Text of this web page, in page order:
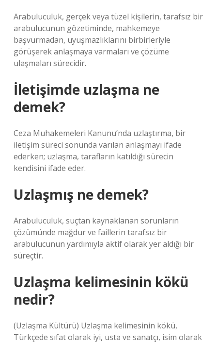
Arabuluculuk, gerçek veya tüzel kişilerin, tarafsız bir
arabulucunun gözetiminde, mahkemeye
başvurmadan, uyuşmazlıklarını birbirleriyle
görüşerek anlaşmaya varmaları ve çözüme
ulaşmaları sürecidir.
İletişimde uzlaşma ne
demek?
Ceza Muhakemeleri Kanunu’nda uzlaştırma, bir
iletişim süreci sonunda varılan anlaşmayı ifade
ederken; uzlaşma, tarafların katıldığı sürecin
kendisini ifade eder.
Uzlaşmış ne demek?
Arabuluculuk, suçtan kaynaklanan sorunların
çözümünde mağdur ve faillerin tarafsız bir
arabulucunun yardımıyla aktif olarak yer aldığı bir
süreçtir.
Uzlaşma kelimesinin kökü
nedir?
(Uzlaşma Kültürü) Uzlaşma kelimesinin kökü,
Türkçede sıfat olarak iyi, usta ve sanatçı, isim olarak